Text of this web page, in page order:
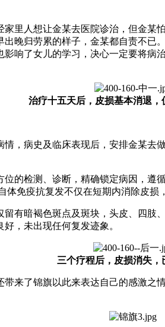
里人想让金某去医院诊治，但金
晚归劳累的样子，金某都自责不
响了女儿的学习，决心一定要将
治疗十五天后，皮损基本消退，
，病史及临床表现后，安排金某
的检测、诊断，精确锁定病因，
免疫抗复发不仅在短期内消除皮
有暗褐色斑点及斑块，头皮、四
，未出现任何复发迹象。
三个疗程后，皮损消失，
来了锦旗以此来表达自己的感激